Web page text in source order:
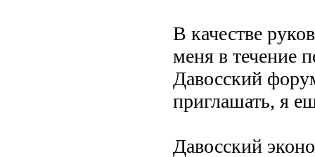
В качестве
меня в течение
Давосский
приглашать, я
Давосский